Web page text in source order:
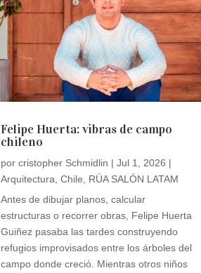
Felipe Huerta: vibras de campo
chileno
porcristopher Schmidlin |Jul 1, 2026 |
Arquitectura ,Chile
RÚA SALÓN LATAM
Antes de dibujar planos, calcular
estructuras o recorrer obras, Felipe Huerta
Guiñez pasaba las tardes construyendo
refugios improvisados entre los árboles del
campo donde creció. Mientras otros niños